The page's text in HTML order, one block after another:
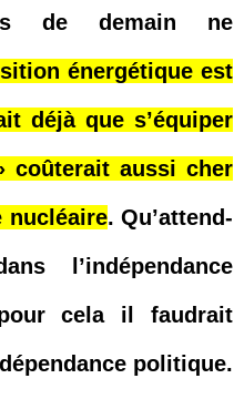
de demain ne
énergétique est
déjà que s’équiper
coûterait aussi cher
nucléaire. Qu’attend-
l’indépendance
cela il faudrait
politique.